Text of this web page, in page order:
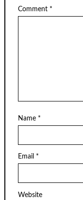
Comment *
Name *
Email *
Website